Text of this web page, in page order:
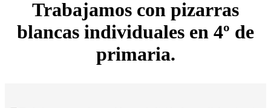
Trabajamos con pizarras
blancas individuales en 4º de
primaria.